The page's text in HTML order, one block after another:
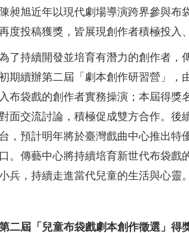
陳昶旭近年以現代劇場導演跨界參與
度投稿獲獎，皆展現創作者積極投入
了持續開發並培育有潛力的創作者，
期續辦第二屆「劇本創作研習營」，
入布袋戲的創作者實務操演；本屆得獎
面交流討論，積極促成雙方合作。後
台，預計明年將於臺灣戲曲中心推出特
口。傳藝中心將持續培育新世代布袋戲
兵，持續走進當代兒童的生活與心靈。
二屆「兒童布袋戲劇本創作徵選」得